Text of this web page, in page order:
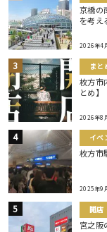
京橋の
を考え
2026年4
まと
枚方市
とめ】
2026年8
イベ
枚方市
2025年9
開店
宮之阪